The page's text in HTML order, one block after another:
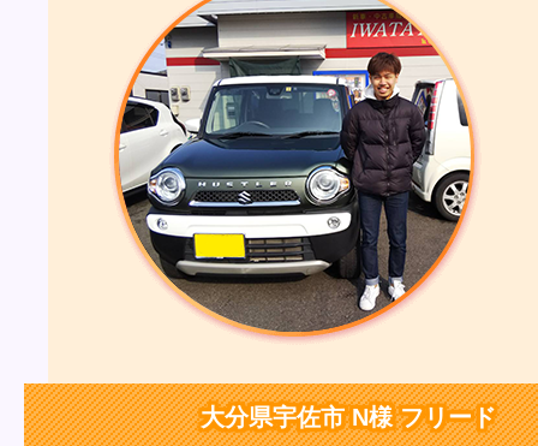
大分県宇佐市 N様 フリード